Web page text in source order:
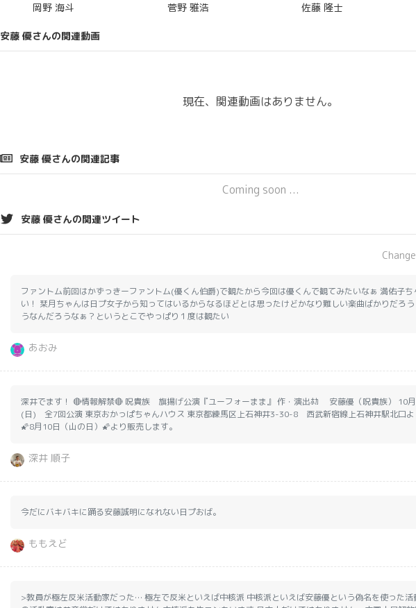
岡野 海斗 菅野 雅浩 佐藤 隆士
安藤 優さんの関連動画
現在、関連動画はありません。
安藤 優さんの関連記事
Coming soon ...
安藤 優さんの関連ツイート
ファントム前回はかずっきーファントム(優くん伯爵)で観たから今回は優くんで観てみたいなぁ 満佑子
い！ 栞月ちゃんは日プ女子から知ってはいるからなるほどとは思ったけどかなり難しい楽曲ばかりだろ
うなんだろうなぁ？というとこでやっぱり１度は観たい
あおみ
深井でます！ 🔴情報解禁🔴 呪貴族 旗揚げ公演『ユーフォーまま』 作・演出ﾎｶ 安藤優（呪貴族） 10
(日) 全7回公演 東京おかっぱちゃんハウス 東京都練馬区上石神井3-30-8 西武新宿線上石神井駅北口よ
🌠8月10日（山の日）🌠より販売します。
深井 順子
今だにバキバキに踊る安藤誠明になれない日プおば。
ももえど
>教員が極左反米活動家だった… 極左で反米といえば中核派 中核派といえば安藤優という偽名を使った